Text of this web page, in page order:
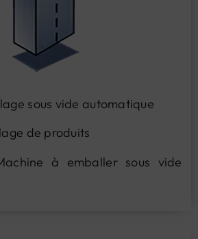
sous vide automatique
de produits
à emballer sous vide